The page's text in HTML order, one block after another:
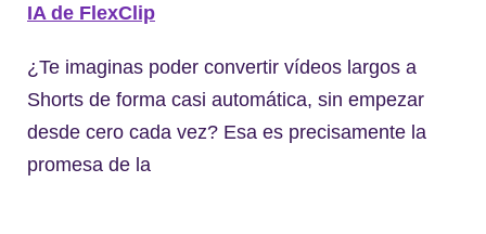
IA de FlexClip
¿Te imaginas poder convertir vídeos largos a
Shorts de forma casi automática, sin empezar
desde cero cada vez? Esa es precisamente la
promesa de la